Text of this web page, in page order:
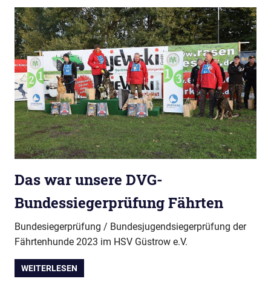
Das war unsere DVG-
Bundessiegerprüfung Fährten
Bundesiegerprüfung / Bundesjugendsiegerprüfung der
Fährtenhunde 2023 im HSV Güstrow e.V.
WEITERLESEN